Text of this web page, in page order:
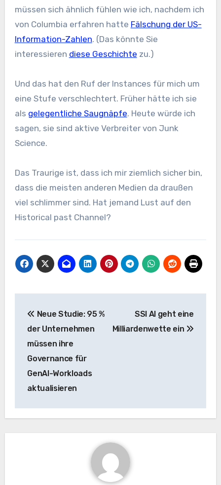
müssen sich ähnlich fühlen wie ich, nachdem ich
von Columbia erfahren hatte Fälschung der US-
Information-Zahlen. (Das könnte Sie
interessieren diese Geschichte zu.)
Und das hat den Ruf der Instances für mich um
eine Stufe verschlechtert. Früher hätte ich sie
als gelegentliche Saugnäpfe. Heute würde ich
sagen, sie sind aktive Verbreiter von Junk
Science.
Das Traurige ist, dass ich mir ziemlich sicher bin,
dass die meisten anderen Medien da draußen
viel schlimmer sind. Hat jemand Lust auf den
Historical past Channel?
Navigation
Neue Studie: 95 %
der Unternehmen
müssen ihre
Governance für
GenAI-Workloads
aktualisieren
SSI AI geht eine
Milliardenwette ein